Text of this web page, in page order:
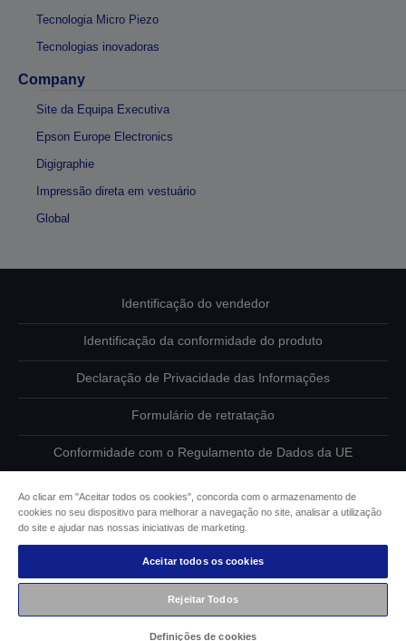
Tecnologia Micro Piezo
Tecnologias inovadoras
Company
Site da Equipa Executiva
Epson Europe Electronics
Digigraphie
Impressão direta em vestuário
Global
Identificação do vendedor
Identificação da conformidade do produto
Declaração de Privacidade das Informações
Formulário de retratação
Conformidade com o Regulamento de Dados da UE
Informações sobre cookies
Compromisso da Epson para com a acessibilidade
Copyright © 2026 Seiko Epson
Ao clicar em "Aceitar todos os cookies", concorda com o armazenamento de
cookies no seu dispositivo para melhorar a navegação no site, analisar a utilização
do site e ajudar nas nossas iniciativas de marketing.
Aceitar todos os cookies
Rejeitar Todos
Definições de cookies